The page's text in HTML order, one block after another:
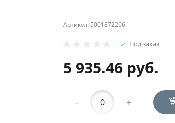
Артикул: 5001872266
Под заказ
5 935.46 руб.
- +